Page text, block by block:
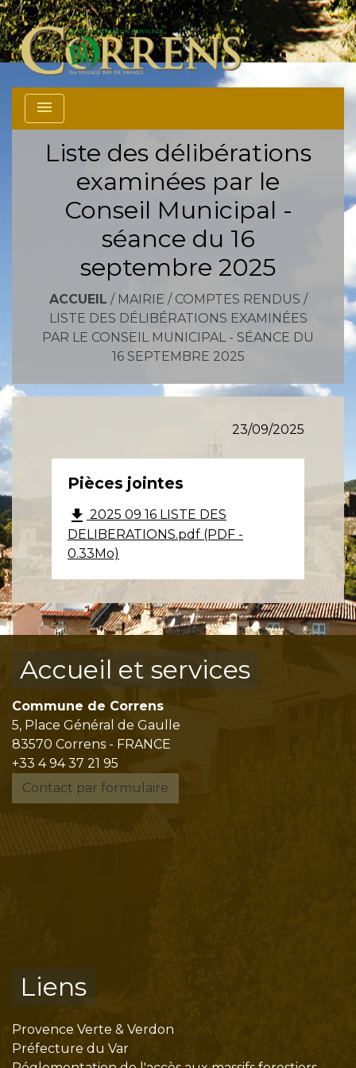
menu
Liste des délibérations
examinées par le
Conseil Municipal -
séance du 16
septembre 2025
ACCUEIL / MAIRIE / COMPTES RENDUS /
LISTE DES DÉLIBÉRATIONS EXAMINÉES
PAR LE CONSEIL MUNICIPAL - SÉANCE DU
16 SEPTEMBRE 2025
23/09/2025
Pièces jointes
file_download 2025 09 16 LISTE DES
DELIBERATIONS.pdf (PDF -
0.33Mo)
Accueil et services
Commune de Correns
5, Place Général de Gaulle
83570 Correns - FRANCE
+33 4 94 37 21 95
Contact par formulaire
Liens
Provence Verte & Verdon
Préfecture du Var